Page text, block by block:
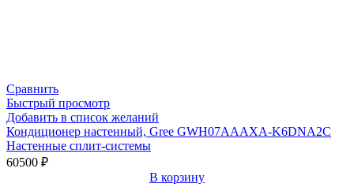
Сравнить
Быстрый просмотр
Добавить в список желаний
Кондиционер настенный, Gree GWH07AAAXA-K6DNA2C
Настенные сплит-системы
60500 ₽
В корзину